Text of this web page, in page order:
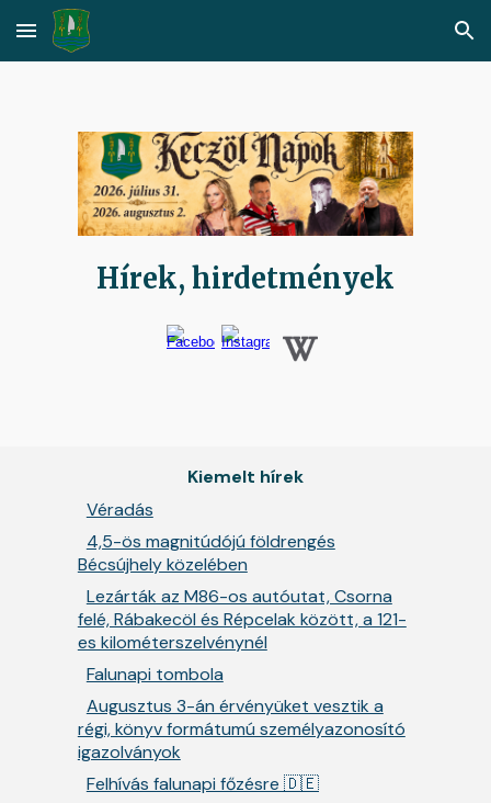
Skip to main content Skip to navigation
Hírek, hirdetmények
Kiemelt hírek
Véradás
4,5-ös magnitúdójú földrengés
Bécsújhely közelében
Lezárták az M86-os autóutat, Csorna
felé, Rábakecöl és Répcelak között, a 121-
es kilométerszelvénynél
Falunapi tombola
Augusztus 3-án érvényüket vesztik a
régi, könyv formátumú személyazonosító
igazolványok
Felhívás falunapi főzésre 🇩🇪